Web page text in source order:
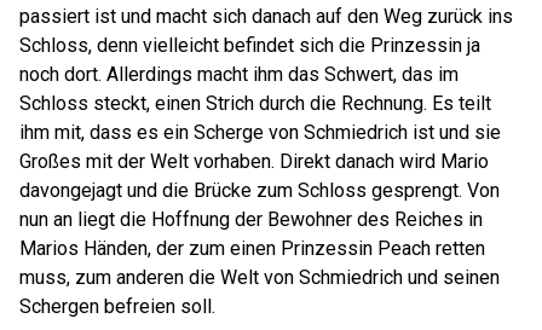
passiert ist und macht sich danach auf den Weg zurück ins
Schloss, denn vielleicht befindet sich die Prinzessin ja
noch dort. Allerdings macht ihm das Schwert, das im
Schloss steckt, einen Strich durch die Rechnung. Es teilt
ihm mit, dass es ein Scherge von Schmiedrich ist und sie
Großes mit der Welt vorhaben. Direkt danach wird Mario
davongejagt und die Brücke zum Schloss gesprengt. Von
nun an liegt die Hoffnung der Bewohner des Reiches in
Marios Händen, der zum einen Prinzessin Peach retten
muss, zum anderen die Welt von Schmiedrich und seinen
Schergen befreien soll.